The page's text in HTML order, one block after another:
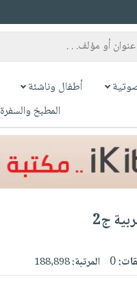
أطفال وناشئة
المطبخ والسفرة
ج2
0 المرتبة:188,898